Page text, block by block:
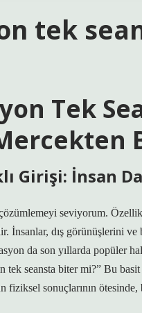
tek
Tek
Girişi: İnsan
çözümlemeyi seviyorum.
İnsanlar, dış görünüşlerini
da son yıllarda popüler
tek seansta biter mi?” Bu
fiziksel sonuçlarının